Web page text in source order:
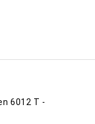
6012 T -